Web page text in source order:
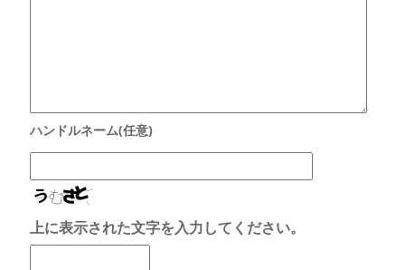
上に表示された文字を入力してください。